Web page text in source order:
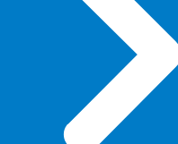
kwam de
maar dat gaat zo
die moeten veel
veel meer
moeten